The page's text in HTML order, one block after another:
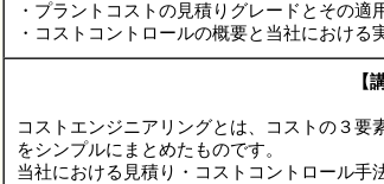
・プラントコストの見積りグレードとその適
・コストコントロールの概要と当社における
【
コストエンジニアリングとは、コストの３
をシンプルにまとめたものです。
当社における見積り・コストコントロール手